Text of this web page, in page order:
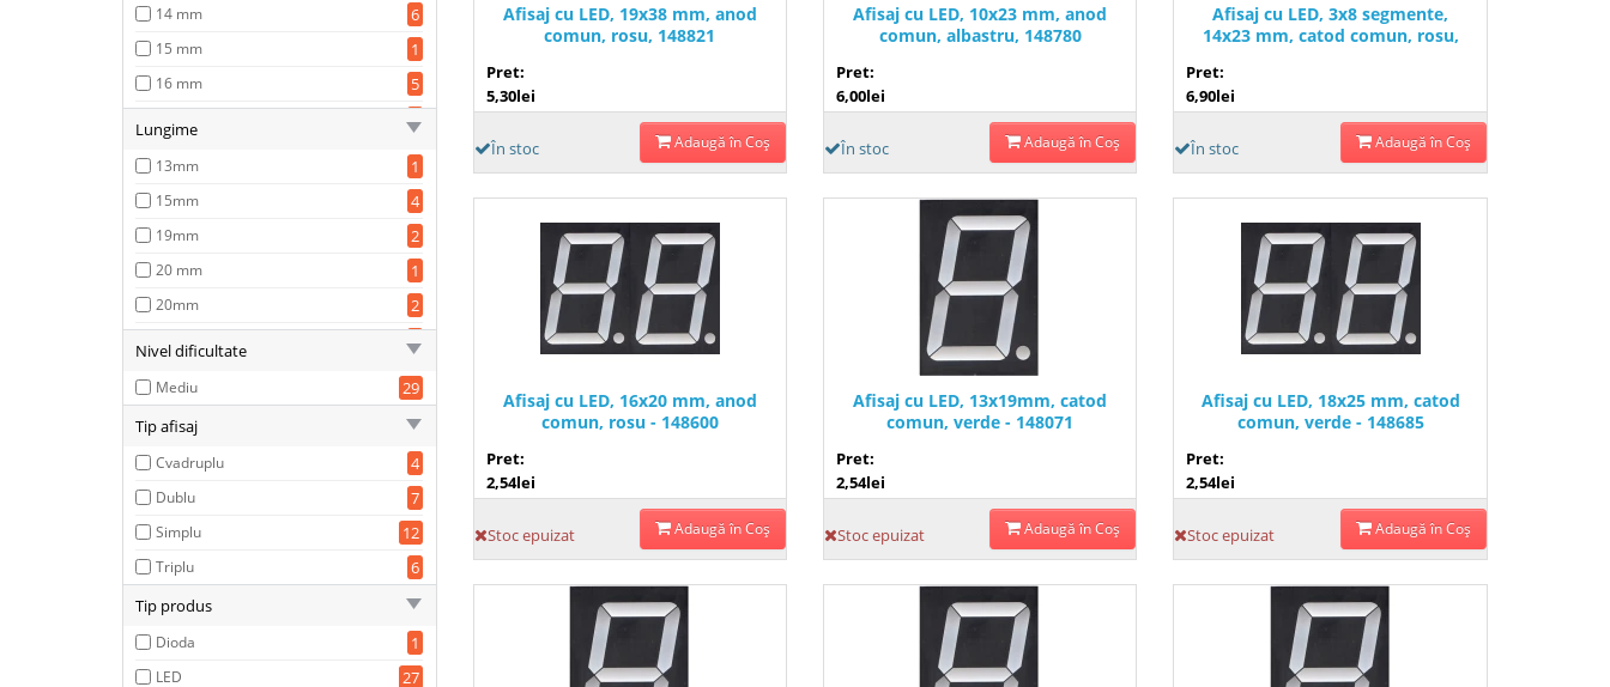
14 mm 6
15 mm 1
16 mm 5
1
4
3
1
1
2
65mm 1
Lungime
13mm 1
15mm 4
19mm 2
20 mm 1
20mm 2
2
1
30mm 3
3
2
40mm 1
50mm 2
69mm
8 mm 1
Nivel dificultate
Mediu
29
Tip afisaj
Cvadruplu 4
Dublu 7
Simplu 12
Triplu
6
Tip produs
Dioda 1
LED 27
Afisaj cu LED, 19x38 mm, anod
comun, rosu, 148821
Pret:
5,30lei
În stoc Adaugă în Coş
Afisaj cu LED, 10x23 mm, anod
comun, albastru, 148780
Pret:
6,00lei
În stoc Adaugă în Coş
Afisaj cu LED, 3x8 segmente,
14x23 mm, catod comun, rosu,
Pret:
6,90lei
În stoc Adaugă în Coş
Afisaj cu LED, 16x20 mm, anod
comun, rosu - 148600
Pret:
2,54lei
Stoc epuizat Adaugă în Coş
Afisaj cu LED, 13x19mm, catod
comun, verde - 148071
Pret:
2,54lei
Stoc epuizat Adaugă în Coş
Afisaj cu LED, 18x25 mm, catod
comun, verde - 148685
Pret:
2,54lei
Stoc epuizat Adaugă în Coş